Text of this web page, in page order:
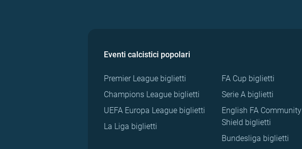
Eventi calcistici popolari
Premier League biglietti
Champions League biglietti
UEFA Europa League biglietti
La Liga biglietti
FA Cup biglietti
Serie A biglietti
English FA Community
Shield biglietti
Bundesliga biglietti